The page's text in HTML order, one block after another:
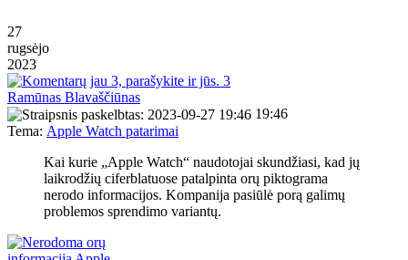
27
rugsėjo
2023
3
Ramūnas Blavaščiūnas
19:46
Tema: Apple Watch patarimai
Kai kurie „Apple Watch“ naudotojai skundžiasi, kad jų
laikrodžių ciferblatuose patalpinta orų piktograma
nerodo informacijos. Kompanija pasiūlė porą galimų
problemos sprendimo variantų.